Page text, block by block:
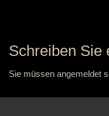
Schreiben Sie
Sie müssen angemeldet